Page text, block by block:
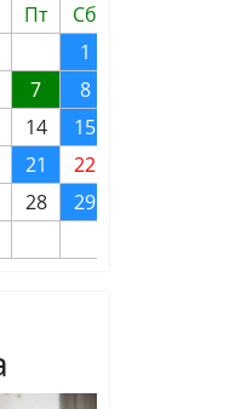
Пт Сб
1
7 8
14 15
21 22
28 29